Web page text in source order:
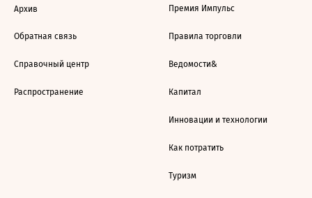
Архив
Обратная связь
Справочный центр
Распространение
Премия Импульс
Правила торговли
Ведомости&
Капитал
Инновации и технологии
Как потратить
Туризм